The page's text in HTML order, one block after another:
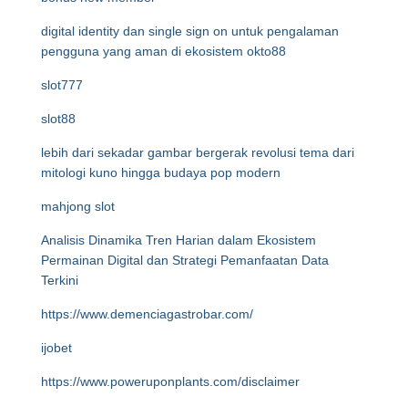
digital identity dan single sign on untuk pengalaman
pengguna yang aman di ekosistem okto88
slot777
slot88
lebih dari sekadar gambar bergerak revolusi tema dari
mitologi kuno hingga budaya pop modern
mahjong slot
Analisis Dinamika Tren Harian dalam Ekosistem
Permainan Digital dan Strategi Pemanfaatan Data
Terkini
https://www.demenciagastrobar.com/
ijobet
https://www.poweruponplants.com/disclaimer